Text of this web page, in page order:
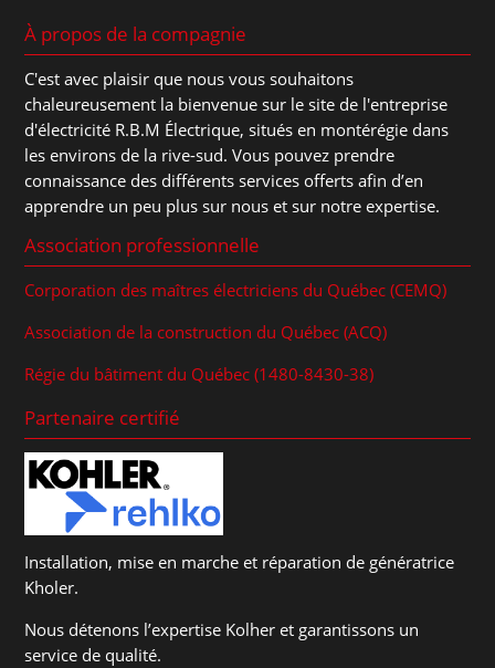
À propos de la compagnie
C'est avec plaisir que nous vous souhaitons
chaleureusement la bienvenue sur le site de l'entreprise
d'électricité R.B.M Électrique, situés en montérégie dans
les environs de la rive-sud. Vous pouvez prendre
connaissance des différents services offerts afin d’en
apprendre un peu plus sur nous et sur notre expertise.
Association professionnelle
Corporation des maîtres électriciens du Québec (CEMQ)
Association de la construction du Québec (ACQ)
Régie du bâtiment du Québec (1480-8430-38)
Partenaire certifié
Installation, mise en marche et réparation de génératrice
Kholer.
Nous détenons l’expertise Kolher et garantissons un
service de qualité.